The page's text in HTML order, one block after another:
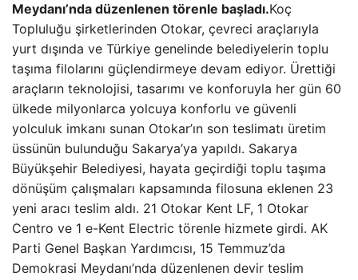
Meydanı’nda düzenlenen törenle başladı.Koç
Topluluğu şirketlerinden Otokar, çevreci araçlarıyla
yurt dışında ve Türkiye genelinde belediyelerin toplu
taşıma filolarını güçlendirmeye devam ediyor. Ürettiği
araçların teknolojisi, tasarımı ve konforuyla her gün 60
ülkede milyonlarca yolcuya konforlu ve güvenli
yolculuk imkanı sunan Otokar’ın son teslimatı üretim
üssünün bulunduğu Sakarya’ya yapıldı. Sakarya
Büyükşehir Belediyesi, hayata geçirdiği toplu taşıma
dönüşüm çalışmaları kapsamında filosuna eklenen 23
yeni aracı teslim aldı. 21 Otokar Kent LF, 1 Otokar
Centro ve 1 e-Kent Electric törenle hizmete girdi. AK
Parti Genel Başkan Yardımcısı, 15 Temmuz’da
Demokrasi Meydanı’nda düzenlenen devir teslim